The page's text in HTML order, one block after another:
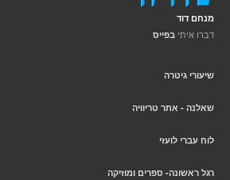
מנחם דוד
דברו איתי בפייס
שיעורי גיטרה
שאלנה - אתר טריוויה
לוח עברי לועזי
רגל ראשונה- ספרים ומוזיקה